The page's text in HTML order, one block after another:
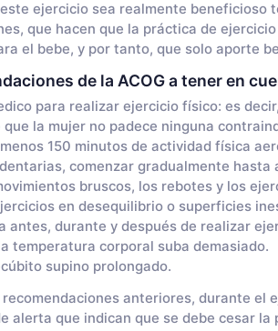
ejercicio sea realmente beneficioso
que hacen que la práctica de
el bebe, y por tanto, que solo aporte
de la ACOG a tener en
para realizar ejercicio físico: es
que la mujer no padece ninguna
150 minutos de actividad física
comenzar gradualmente hasta
bruscos, los rebotes y los
en desequilibrio o superficies
antes, durante y después de realizar
temperatura corporal suba demasiado.
supino prolongado.
recomendaciones anteriores, durante
alerta que indican que se debe cesar